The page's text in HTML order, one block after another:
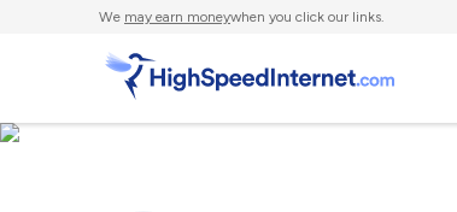
We may earn moneywhen you click our links.